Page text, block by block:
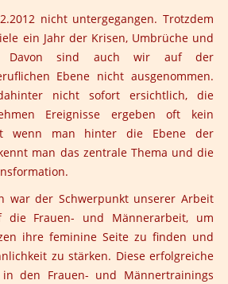
nicht untergegangen. Trotzdem
ein Jahr der Krisen, Umbrüche und
Davon sind auch wir auf der
Ebene nicht ausgenommen.
nicht sofort ersichtlich, die
Ereignisse ergeben oft kein
wenn man hinter die Ebene der
man das zentrale Thema und die
war der Schwerpunkt unserer Arbeit
die Frauen- und Männerarbeit, um
ihre feminine Seite zu finden und
zu stärken. Diese erfolgreiche
den Frauen- und Männertrainings